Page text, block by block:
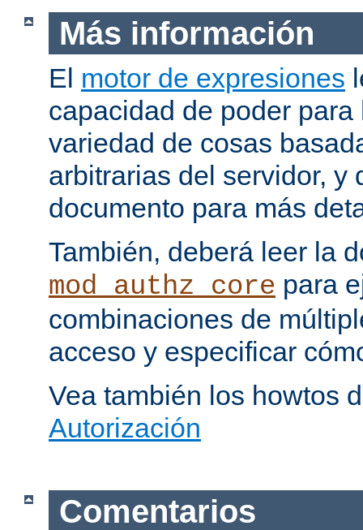
Más información
El motor de expresiones
capacidad de poder
variedad de cosas
arbitrarias del servidor, y
documento para más
También, deberá leer la
mod_authz_core para
combinaciones de
acceso y especificar
Vea también los howtos
Autorización
Comentarios